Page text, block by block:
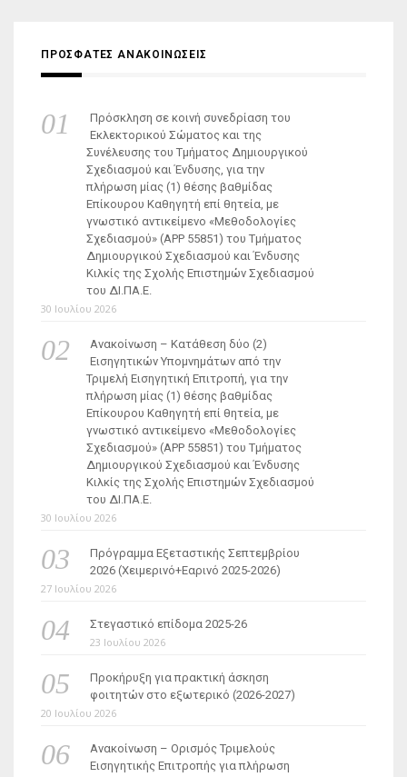
ΠΡΟΣΦΑΤΕΣ ΑΝΑΚΟΙΝΩΣΕΙΣ
Πρόσκληση σε κοινή συνεδρίαση του
Εκλεκτορικού Σώματος και της
Συνέλευσης του Τμήματος Δημιουργικού
Σχεδιασμού και Ένδυσης, για την
πλήρωση μίας (1) θέσης βαθμίδας
Επίκουρου Καθηγητή επί θητεία, με
γνωστικό αντικείμενο «Μεθοδολογίες
Σχεδιασμού» (ΑΡΡ 55851) του Τμήματος
Δημιουργικού Σχεδιασμού και Ένδυσης
Κιλκίς της Σχολής Επιστημών Σχεδιασμού
του ΔΙ.ΠΑ.Ε.
30 Ιουλίου 2026
Ανακοίνωση – Κατάθεση δύο (2)
Εισηγητικών Υπομνημάτων από την
Τριμελή Εισηγητική Επιτροπή, για την
πλήρωση μίας (1) θέσης βαθμίδας
Επίκουρου Καθηγητή επί θητεία, με
γνωστικό αντικείμενο «Μεθοδολογίες
Σχεδιασμού» (ΑΡΡ 55851) του Τμήματος
Δημιουργικού Σχεδιασμού και Ένδυσης
Κιλκίς της Σχολής Επιστημών Σχεδιασμού
του ΔΙ.ΠΑ.Ε.
30 Ιουλίου 2026
Πρόγραμμα Εξεταστικής Σεπτεμβρίου
2026 (Χειμερινό+Εαρινό 2025-2026)
27 Ιουλίου 2026
Στεγαστικό επίδομα 2025-26
23 Ιουλίου 2026
Προκήρυξη για πρακτική άσκηση
φοιτητών στο εξωτερικό (2026-2027)
20 Ιουλίου 2026
Ανακοίνωση – Ορισμός Τριμελούς
Εισηγητικής Επιτροπής για πλήρωση